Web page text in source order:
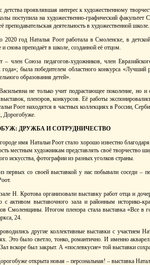
детства проявлявшая интерес к художественному
поступила на художественно-графический
преподавательская деятельность в художественной школе.
2020 год Наталья Роот работала в Смоленске, в
снова преподаёт в школе, созданной её отцом.
член Союза педагогов-художников, член
года»; была победителем областного конкурса
образования детей».
не только учит подрастающее поколение, но
пленэров, конкурсов. Её работы
Роот находятся в частных коллекциях в России,
ДРУЖБА И СОТРУДНИЧЕСТВО
имя Натальи Роот стало хорошо известно
местным художникам представлять своё творчество
искусства, фотографии из разных уголков страны.
первых со своей выставкой у нас побывали соседи –
Н. Кротова организовали выставку работ отца и
с активом выставочного зала и районным историко-
Смоленщины. Итогом пленэра стала выставка «Все
24.
другие коллективные выставки с участием
Это было светло, тонко, романтично. И именно
вскоре был закрыт. А «послевкусие» той выставки
открыта новая – персональная! – выставка